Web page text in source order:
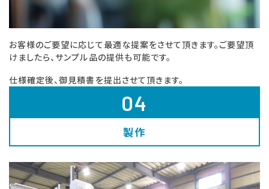
お客様のご要望に応じて最適な提案をさせて頂きます。ご要望頂
けましたら、サンプル品の提供も可能です。
仕様確定後、御見積書を提出させて頂きます。
04
製作